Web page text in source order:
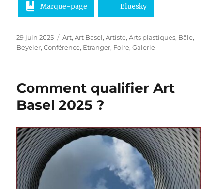
Marque-page Bluesky
Publié
le
29 juin 2025 Catégories
Art,Art Basel,Artiste,Arts plastiques, Bâle,
Beyeler,Conférence, Etranger, Foire,Galerie
Comment qualifier Art
Basel 2025 ?